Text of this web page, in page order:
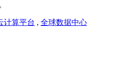
计算平台 , 全球数据中心